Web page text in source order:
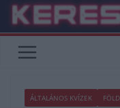
Skip
content
ÁLTALÁNOS KVÍZEK